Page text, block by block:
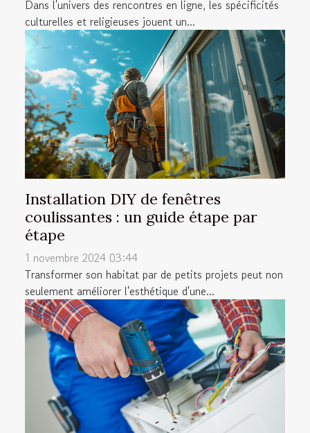
Dans l'univers des rencontres en ligne, les spécificités
culturelles et religieuses jouent un...
Installation DIY de fenêtres
coulissantes : un guide étape par
étape
1 novembre 2024 03:44
Transformer son habitat par de petits projets peut non
seulement améliorer l'esthétique d'une...